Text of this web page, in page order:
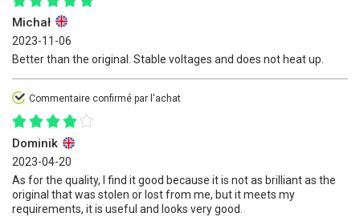
Michał
2023-11-06
Better than the original. Stable voltages and does not heat up.
Commentaire confirmé par l'achat
Dominik
2023-04-20
As for the quality, I find it good because it is not as brilliant as the
original that was stolen or lost from me, but it meets my
requirements, it is useful and looks very good.